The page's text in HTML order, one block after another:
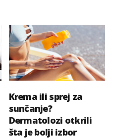
Krema ili sprej za
sunčanje?
Dermatolozi otkrili
šta je bolji izbor